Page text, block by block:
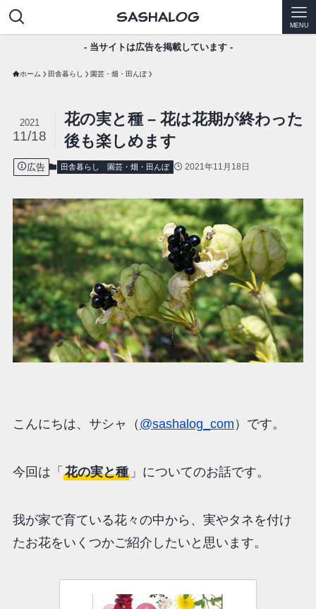
MENU
- 当サイトは広告を掲載しています -
ホーム 田舎暮らし 園芸・畑・田んぼ
花の実と種 – 花は花期が終わった
後も楽しめます
2021
11/18
広告 田舎暮らし 園芸・畑・田んぼ 2021年11月18日
こんにちは、サシャ（ @sashalog_com ）です。
今回は「 花の実と種」についてのお話です。
我が家で育ている花々の中から、実やタネを付け
たお花をいくつかご紹介したいと思います。